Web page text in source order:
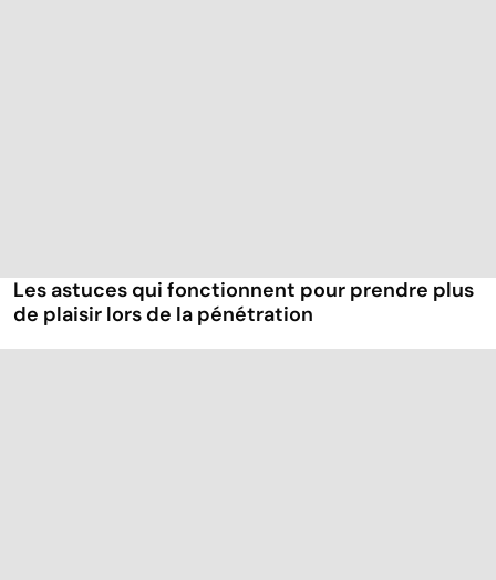
Les astuces qui fonctionnent pour prendre plus
de plaisir lors de la pénétration